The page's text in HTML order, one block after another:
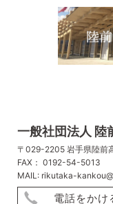
一般社団法人 陸
〒029-2205 岩手県陸前
FAX： 0192-54-5013
MAIL: rikutaka-
電話をかけ